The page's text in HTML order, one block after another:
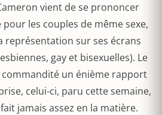
vient de se prononcer
les couples de même sexe,
représentation sur ses écrans
gay et bisexuelles). Le
un énième rapport
celui-ci, paru cette semaine,
jamais assez en la matière.